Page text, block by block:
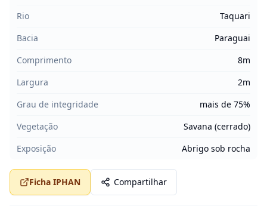
Rio
Taquari
Bacia
Paraguai
Comprimento
8m
Largura
2m
Grau de integridade
mais de 75%
Vegetação
Savana (cerrado)
Exposição
Abrigo sob rocha
Ficha IPHAN Compartilhar